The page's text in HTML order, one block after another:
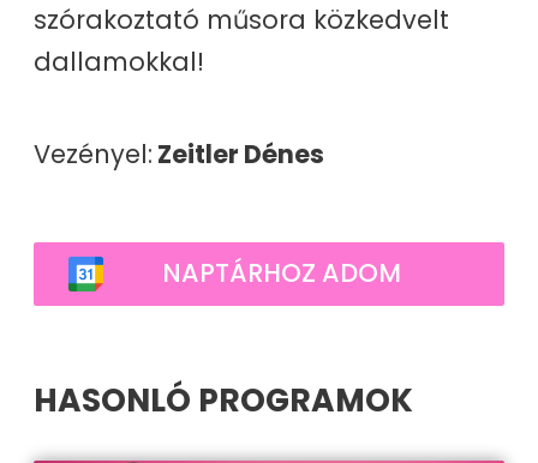
szórakoztató műsora közkedvelt
dallamokkal!
Vezényel: Zeitler Dénes
NAPTÁRHOZ ADOM
HASONLÓ PROGRAMOK